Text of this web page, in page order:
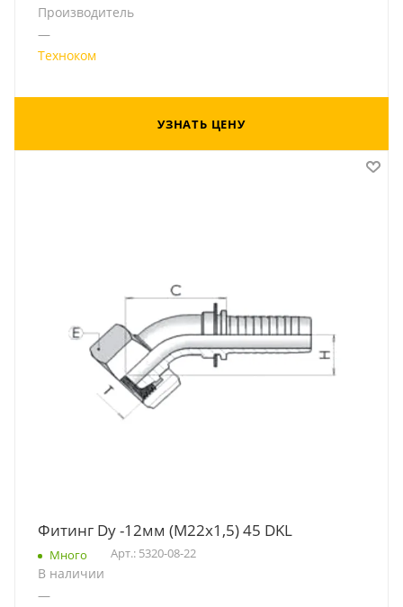
Производитель
—
Техноком
УЗНАТЬ ЦЕНУ
Фитинг Dу -12мм (М22х1,5) 45 DKL
Много Арт.: 5320-08-22
В наличии
—